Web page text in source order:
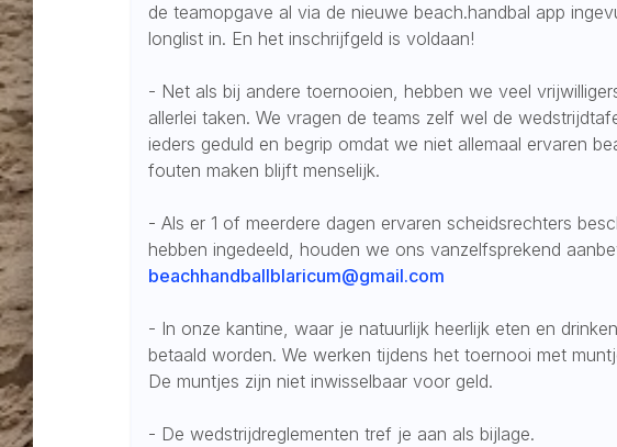
de teamopgave al via de nieuwe beach.handbal app
longlist in. En het inschrijfgeld is voldaan!
- Net als bij andere toernooien, hebben we veel
allerlei taken. We vragen de teams zelf wel de
ieders geduld en begrip omdat we niet allemaal ervaren
fouten maken blijft menselijk.
- Als er 1 of meerdere dagen ervaren scheidsrechters
hebben ingedeeld, houden we ons vanzelfsprekend
beachhandballblaricum@gmail.com
- In onze kantine, waar je natuurlijk heerlijk eten en
betaald worden. We werken tijdens het toernooi met
De muntjes zijn niet inwisselbaar voor geld.
- De wedstrijdreglementen tref je aan als bijlage.